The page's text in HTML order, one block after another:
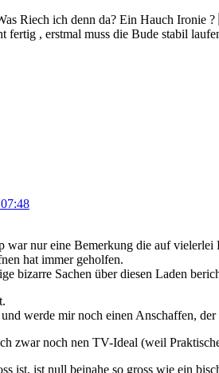
Riech ich denn da? Ein Hauch Ironie ?
fertig , erstmal muss die Bude stabil
war nur eine Bemerkung die auf vielerlei
hat immer geholfen.
bizarre Sachen über diesen Laden
werde mir noch einen Anschaffen,
zwar noch nen TV-Ideal (weil
ist, ist null beinahe so gross wie ein